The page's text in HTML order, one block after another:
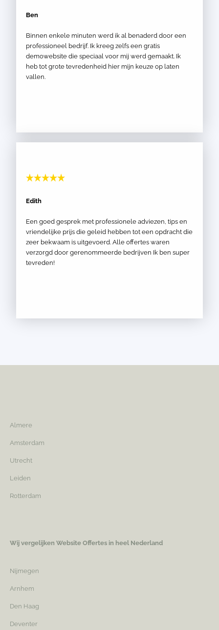
Ben
Binnen enkele minuten werd ik al benaderd door een
professioneel bedrijf. Ik kreeg zelfs een gratis
demowebsite die speciaal voor mij werd gemaakt. Ik
heb tot grote tevredenheid hier mijn keuze op laten
vallen.
Edith
Een goed gesprek met professionele adviezen, tips en
vriendelijke prijs die geleid hebben tot een opdracht die
zeer bekwaam is uitgevoerd. Alle offertes waren
verzorgd door gerenommeerde bedrijven Ik ben super
tevreden!
Almere
Amsterdam
Utrecht
Leiden
Rotterdam
Wij vergelijken Website Offertes in heel Nederland
Nijmegen
Arnhem
Den Haag
Deventer